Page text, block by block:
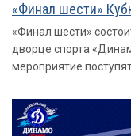
«Финал шести»
«Финал шести»
дворце спорта
мероприятие